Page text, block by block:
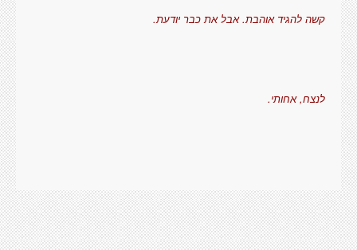
קשה להגיד אוהבת. אבל את כבר יודעת.
לנצח, אחותי.